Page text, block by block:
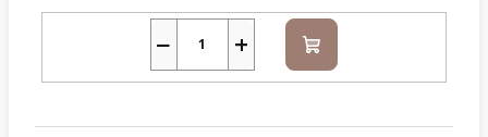
+
− Do
košíku